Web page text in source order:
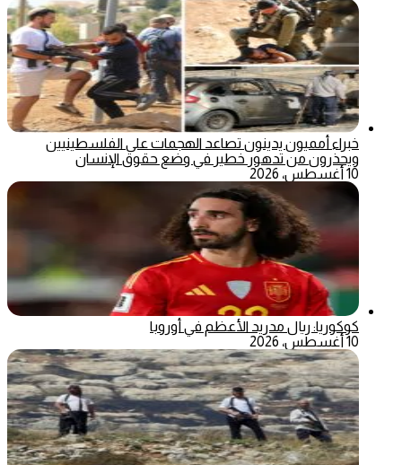
خبراء أمميون يدينون تصاعد الهجمات على الفلسطينيين
ويحذرون من تدهور خطير في وضع حقوق الإنسان
10 أغسطس، 2026
كوكوريا: ريال مدريد الأعظم في أوروبا
10 أغسطس، 2026